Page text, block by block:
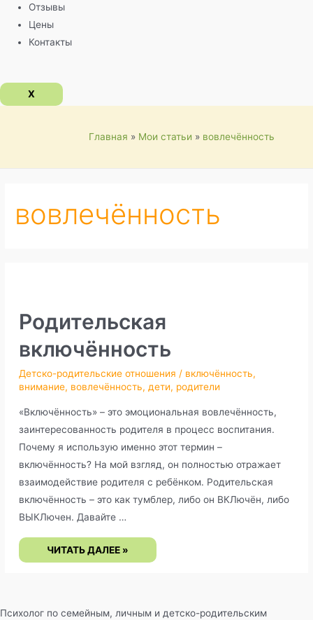
Отзывы
Цены
Контакты
X
Главная Мои статьи вовлечённость
вовлечённость
Родительская
включённость
Детско-родительские отношения / включённость,
внимание, вовлечённость, дети, родители
«Включённость» – это эмоциональная вовлечённость,
заинтересованность родителя в процесс воспитания.
Почему я использую именно этот термин –
включённость? На мой взгляд, он полностью отражает
взаимодействие родителя с ребёнком. Родительская
включённость – это как тумблер, либо он ВКЛючён, либо
ВЫКЛючен. Давайте …
РОДИТЕЛЬСКАЯ
ВКЛЮЧЁННОСТЬ
ЧИТАТЬ ДАЛЕЕ »
Психолог по семейным, личным и детско-родительским